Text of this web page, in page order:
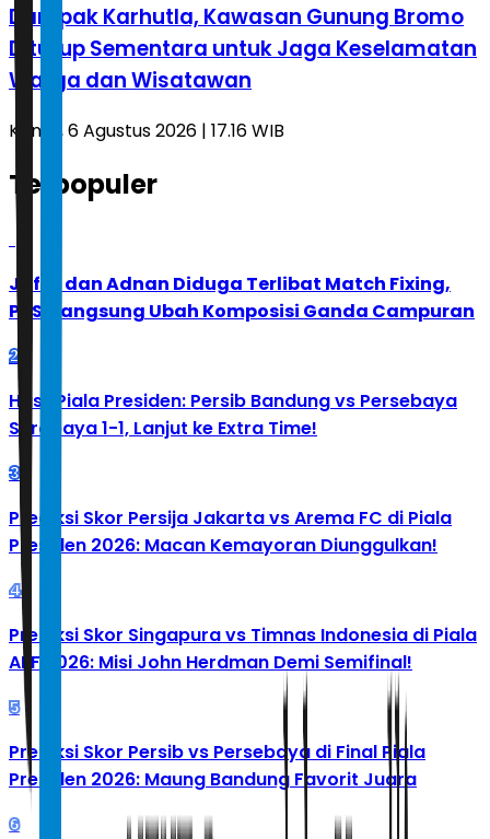
Dampak Karhutla, Kawasan Gunung Bromo
Ditutup Sementara untuk Jaga Keselamatan
Warga dan Wisatawan
Kamis, 6 Agustus 2026 | 17.16 WIB
Terpopuler
Jafar dan Adnan Diduga Terlibat Match Fixing,
PBSI Langsung Ubah Komposisi Ganda Campuran
2
Hasil Piala Presiden: Persib Bandung vs Persebaya
Surabaya 1-1, Lanjut ke Extra Time!
3
Prediksi Skor Persija Jakarta vs Arema FC di Piala
Presiden 2026: Macan Kemayoran Diunggulkan!
4
Prediksi Skor Singapura vs Timnas Indonesia di Piala
AFF 2026: Misi John Herdman Demi Semifinal!
5
Prediksi Skor Persib vs Persebaya di Final Piala
Presiden 2026: Maung Bandung Favorit Juara
6